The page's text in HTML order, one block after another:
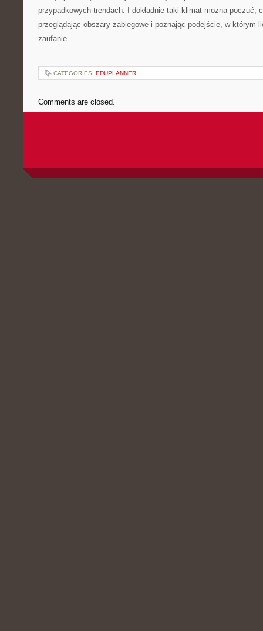
przypadkowych trendach. I dokładnie taki klimat można poczuć,
przeglądając obszary zabiegowe i poznając podejście, w którym
zaufanie.
CATEGORIES: EDUPLANNER
Comments are closed.